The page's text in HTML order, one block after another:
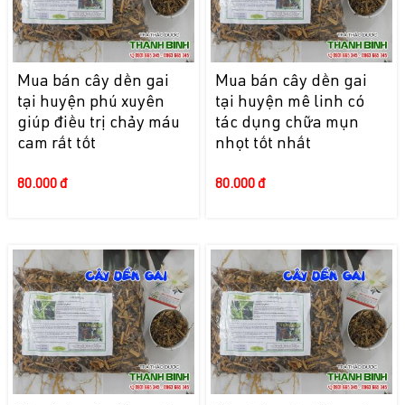
Mua bán cây dền gai
tại huyện phú xuyên
giúp điều trị chảy máu
cam rất tốt
80.000 đ
Mua bán cây dền gai
tại huyện mê linh có
tác dụng chữa mụn
nhọt tốt nhất
80.000 đ